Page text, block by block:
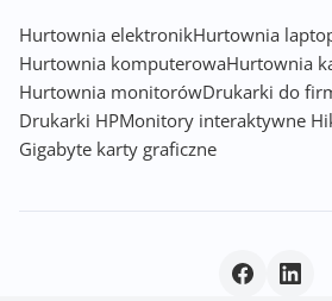
Hurtownia elektronikHurtownia
Hurtownia komputerowaHurtownia
Hurtownia monitorówDrukarki do
Drukarki HPMonitory interaktywne
Gigabyte karty graficzne